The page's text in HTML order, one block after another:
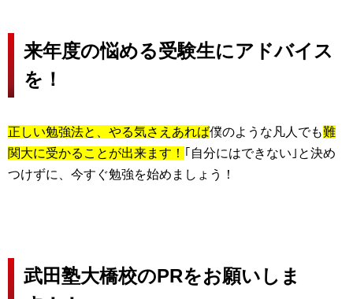
来年度の悩める受験生にアドバイス
を！
正しい勉強法と、やる気さえあれば僕のような凡人でも難
関大に受かることが出来ます！ ｢自分にはできない｣と決め
つけずに、今すぐ勉強を始めましょう！
武田塾大橋校のPRをお願いしま